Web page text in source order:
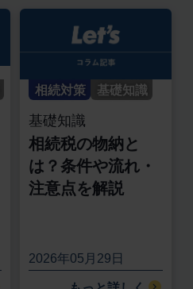
相続対策 基礎知識
基礎知識
相続税の物納と
は？条件や流れ・
注意点を解説
2026年05月29日